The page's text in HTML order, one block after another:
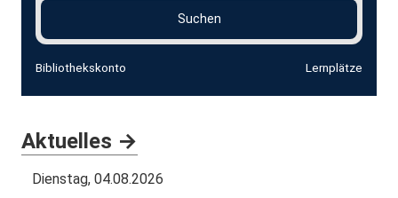
Suchen
Bibliothekskonto Lernplätze
Aktuelles →
Dienstag, 04.08.2026